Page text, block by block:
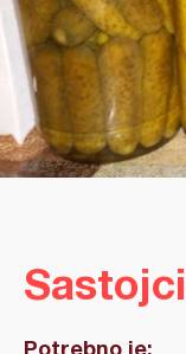
Sastojci
Potrebno je: